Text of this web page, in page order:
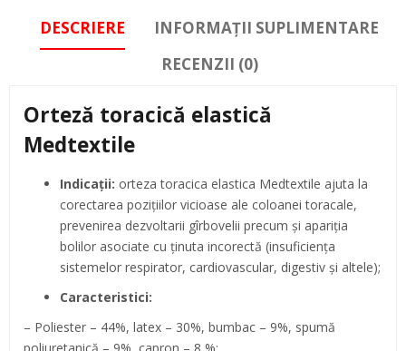
DESCRIERE
INFORMAȚII SUPLIMENTARE
RECENZII (0)
Orteză toracică elastică
Medtextile
Indicaţii: orteza toracica elastica Medtextile ajuta la
corectarea poziţiilor vicioase ale coloanei toracale,
prevenirea dezvoltarii gîrbovelii precum şi apariţia
bolilor asociate cu ţinuta incorectă (insuficienţa
sistemelor respirator, cardiovascular, digestiv şi altele);
Caracteristici:
– Poliester – 44%, latex – 30%, bumbac – 9%, spumă